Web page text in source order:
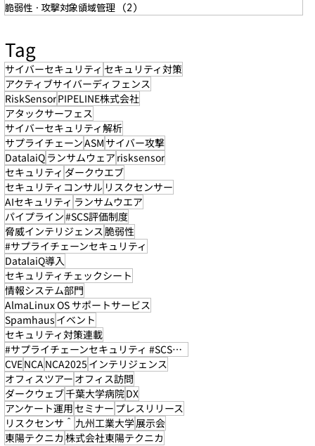
脆弱性・攻撃対象領域管理
（2）
Tag
サイバーセキュリティ セキュリティ対策
アクティブサイバーディフェンス
RiskSensorPIPELINE株式会社
アタックサーフェス
サイバーセキュリティ解析
サプライチェーンASM サイバー攻撃
DatalaiQ ランサムウェア risksensor
セキュリティ ダークウエブ
セキュリティコンサル リスクセンサー
AIセキュリティ ランサムウエア
パイプライン#SCS評価制度
脅威インテリジェンス脆弱性
#サプライチェーンセキュリティ
DatalaiQ導入
セキュリティチェックシート
情報システム部門
AlmaLinux OS サポートサービス
Spamhaus イベント
セキュリティ対策連載
#サプライチェーンセキュリティ #SCS評価制度
CVENCANCA2025 インテリジェンス
オフィスツアー オフィス訪問
ダークウェブ千葉大学病院DX
アンケート運用 セミナー プレスリリース
リスクセンサ＾ 九州工業大学展示会
東陽テクニカ 株式会社東陽テクニカ